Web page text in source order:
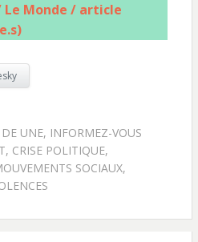
Monde / article
UNE, INFORMEZ-VOUS
, CRISE POLITIQUE,
SOCIAUX,